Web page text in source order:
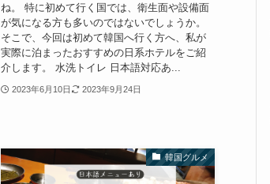
ね。 特に初めて行く国では、衛生面や設備面
が気になる方も多いのではないでしょうか。
そこで、今回は初めて韓国へ行く方へ、私が
実際に泊まったおすすめの日系ホテルをご紹
介します。 水洗トイレ 日本語対応あ...
2023年6月10日 2023年9月24日
韓国グルメ